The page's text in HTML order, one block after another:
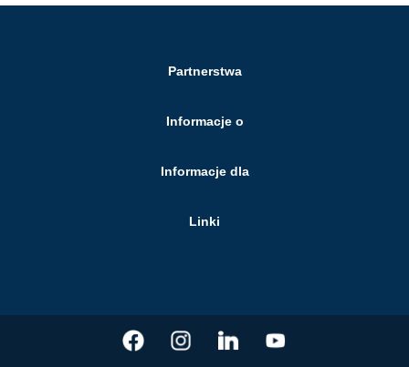
Partnerstwa
Informacje o
Informacje dla
Linki